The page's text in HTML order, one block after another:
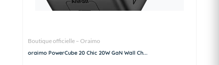
Boutique officielle – Oraimo
oraimo PowerCube 20 Chic 20W GaN Wall Ch...